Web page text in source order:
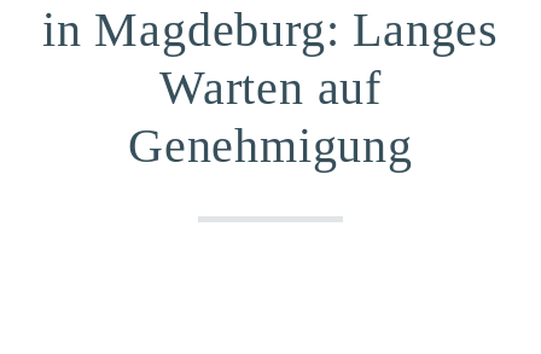
in Magdeburg: Langes
Warten auf
Genehmigung